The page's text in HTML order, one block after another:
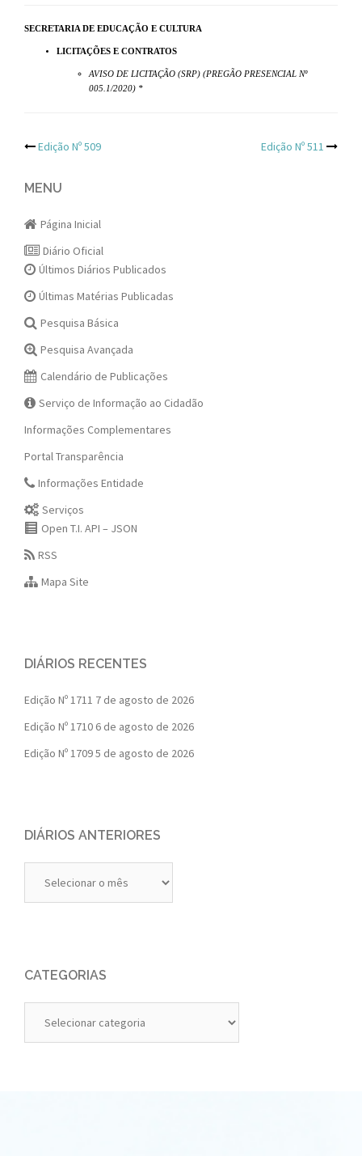
SECRETARIA DE EDUCAÇÃO E CULTURA
LICITAÇÕES E CONTRATOS
AVISO DE LICITAÇÃO (SRP) (PREGÃO PRESENCIAL Nº
005.1/2020) *
Post
navigation
Edição Nº 509 Edição Nº 511
MENU
Página Inicial
Diário Oficial
Últimos Diários Publicados
Últimas Matérias Publicadas
Pesquisa Básica
Pesquisa Avançada
Calendário de Publicações
Serviço de Informação ao Cidadão
Informações Complementares
Portal Transparência
Informações Entidade
Serviços
Open T.I. API – JSON
RSS
Mapa Site
DIÁRIOS RECENTES
Edição Nº 1711 7 de agosto de 2026
Edição Nº 1710 6 de agosto de 2026
Edição Nº 17095 de agosto de 2026
DIÁRIOS ANTERIORES
Anteriores
CATEGORIAS